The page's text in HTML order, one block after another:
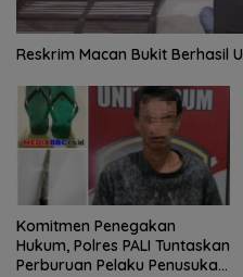
Reskrim Macan Bukit Berhasil
Komitmen Penegakan
Hukum, Polres PALI Tuntaskan
Perburuan Pelaku Penusukan